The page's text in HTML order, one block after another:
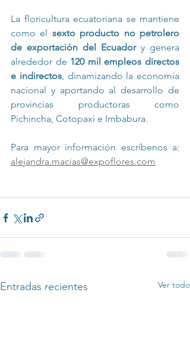
La floricultura ecuatoriana se mantiene
como el sexto producto no petrolero
de exportación del Ecuador y genera
alrededor de 120 mil empleos directos
e indirectos, dinamizando la economía
nacional y aportando al desarrollo de
provincias productoras como
Pichincha, Cotopaxi e Imbabura.
alejandra.macias@expoflores.com
Entradas recientes Ver todo